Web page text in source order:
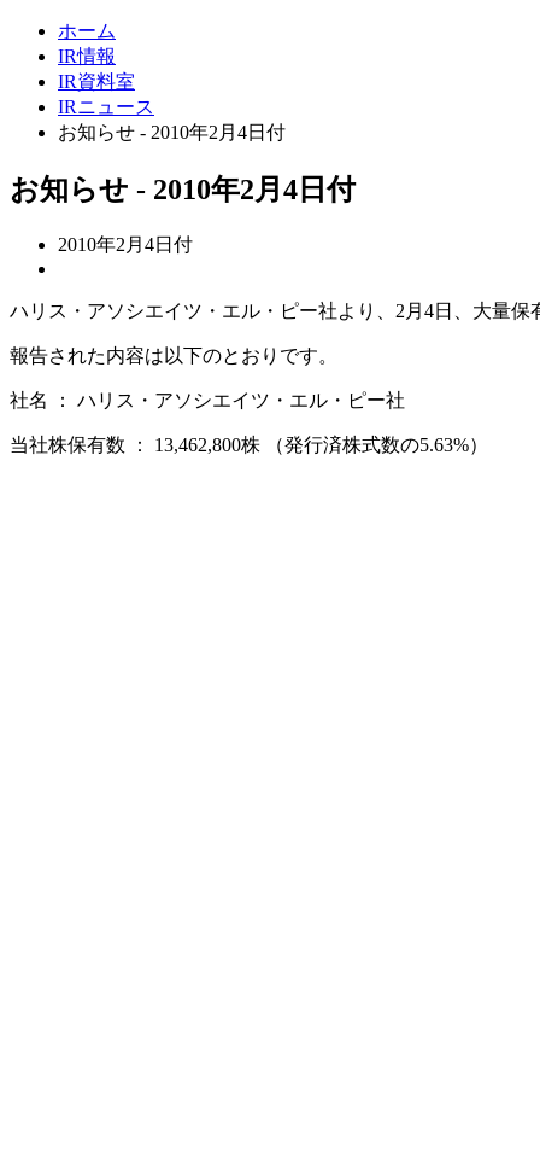
ホーム
IR情報
IR資料室
IRニュース
お知らせ - 2010年2月4日付
お知らせ - 2010年2月4日付
2010年2月4日付
ハリス・アソシエイツ・エル・ピー社より、2月4日、大量
報告された内容は以下のとおりです。
社名 ： ハリス・アソシエイツ・エル・ピー社
当社株保有数 ： 13,462,800株 （発行済株式数の5.63%）